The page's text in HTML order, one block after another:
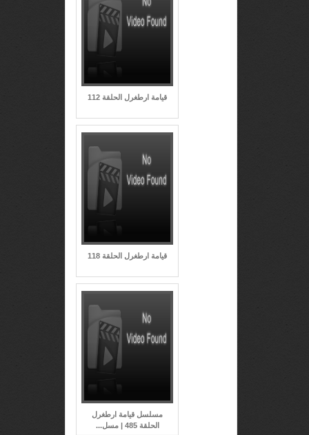
قيامة ارطغرل الحلقة 112
قيامة ارطغرل الحلقة 118
مسلسل قيامة ارطغرل
الحلقة 485 | مسل...